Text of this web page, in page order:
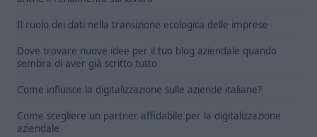
Il ruolo dei dati nella transizione ecologica delle imprese
Dove trovare nuove idee per il tuo blog aziendale quando
sembra di aver già scritto tutto
Come influisce la digitalizzazione sulle aziende italiane?
Come scegliere un partner affidabile per la digitalizzazione
aziendale